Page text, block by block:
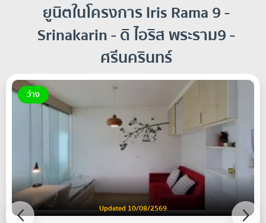
ยูนิตในโครงการ Iris Rama 9 -
Srinakarin - ดิ ไอริส พระราม9 -
ศรีนครินทร์
ว่าง
Updated 10/08/2569